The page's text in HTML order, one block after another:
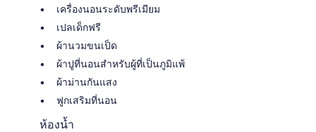
เครื่องนอนระดับพรีเมียม
เปลเด็กฟรี
ผ้านวมขนเป็ด
ผ้าปูที่นอนสำหรับผู้ที่เป็นภูมิแพ้
ผ้าม่านกันแสง
ฟูกเสริมที่นอน
ห้องน้ำ